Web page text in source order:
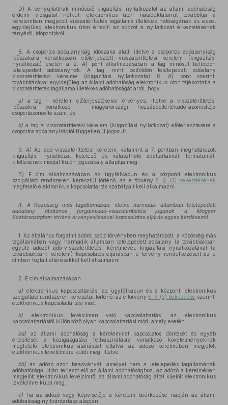
D) A benyújtottnak minősülő kiigazítási nyilatkozatot az állami adóhatóság
érdemi vizsgálat nélkül, elektronikus úton haladéktalanul továbbítja a
kérelemben megjelölt visszatéríttetés tagállama illetékes hatóságának és ezzel
egyidejűleg elektronikus úton értesíti az adózót a nyilatkozat érkeztetésének
tényéről, időpontjáról.
8. A csoportos adóalanyiság időszaka alatt, illetve a csoportos adóalanyiság
időszakára vonatkozóan előterjesztett visszatéríttetési kérelem (kiigazítási
nyilatkozat) esetén a 2. A) pont alkalmazásában a tag minősül belföldön
letelepedett adóalanynak. A tag, mint belföldön letelepedett adóalany
visszatéríttetési kérelme (kiigazítási nyilatkozata) 6. A) pont szerinti
továbbításával egyidejűleg az állami adóhatóság elektronikus úton tájékoztatja a
visszatéríttetés tagállama illetékes adóhatóságát arról, hogy
a) a tag – kérelem előterjesztésekor érvényes, illetve a visszatéríttetési
időszakra vonatkozó – magyarországi hozzáadottértékadó-azonosítója
csoportazonosító szám, és
b) a tag a visszatéríttetési kérelem (kiigazítási nyilatkozat) előterjesztésére a
csoportos adóalanyiságtól függetlenül jogosult.
9. A) Az adó-visszatéríttetési kérelem, valamint a 7. pontban meghatározott
kiigazítási nyilatkozat kötelező és választható adattartalmát, formátumát,
kitöltésének módját külön jogszabály állapítja meg.
B) E cím alkalmazásában az ügyfélkapun és a központi elektronikus
szolgáltató rendszeren keresztül történő, az e törvény5. § (3) bekezdésének
megfelelő elektronikus kapcsolattartás szabályait kell alkalmazni.
II. A Közösség más tagállamában, illetve harmadik államban letelepedett
adóalany általános forgalmiadó-visszatéríttetési jogának a Magyar
Köztársaságban történő érvényesítésével kapcsolatos eljárás egyes kérdéseiről
1. Az általános forgalmi adóról szóló törvényben meghatározott, a Közösség más
tagállamában vagy harmadik államban letelepedett adóalany (a továbbiakban
együtt: adózó) adó-visszatéríttetési kérelmével, kiigazítási nyilatkozatával (a
továbbiakban: kérelem) kapcsolatos eljárásban e törvény rendelkezéseit az e
címben foglalt eltérésekkel kell alkalmazni.
2. E cím alkalmazásában:
a) elektronikus kapcsolattartás: az ügyfélkapun és a központi elektronikus
szolgáltató rendszeren keresztül történő, az e törvény5. § (3) bekezdése szerinti
elektronikus kapcsolattartási mód;
b) elektronikus levélcímen való kapcsolattartás: az elektronikus
kapcsolattartástól különböző olyan kapcsolattartási mód, amely esetén
ba) az állami adóhatóság a kérelemmel kapcsolatos döntését és egyéb
értesítését a közigazgatási felhasználásra vonatkozó követelményeknek
megfelelő elektronikus aláírással ellátva az adózó kérelmében megjelölt
elektronikus levélcímére küldi meg, illetve
bb) az adózó azon beadványát, amelyet nem a letelepedés tagállamának
adóhatósága útján terjeszt elő az állami adóhatósághoz, az adózó a kérelmében
megjelölt elektronikus levélcímről az állami adóhatóság által kijelölt elektronikus
levélcímre küldi meg;
c) ha az adózó vagy képviselője a kérelem beérkezése napján az állami
adóhatóság nyilvántartása alapján